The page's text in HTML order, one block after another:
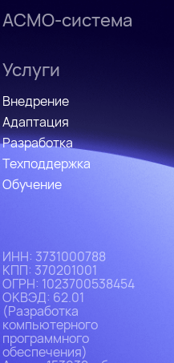
ИHH: 3731000788
КПП: 370201001
ОГРН: 1023700538454
ОКВЭД: 62.01
(Разработка
компьютерного
программного
обеспечения)
Услуги
Внедрение
Адаптация
Разработка
Техподдержка
Обучение
АСМО-система